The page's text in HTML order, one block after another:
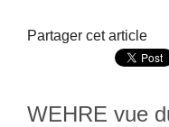
Partager cet article
WEHRE vue